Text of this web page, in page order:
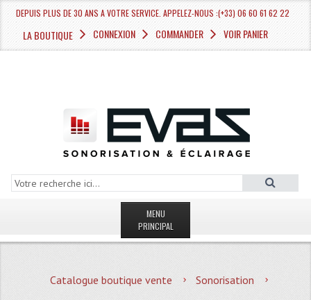
DEPUIS PLUS DE 30 ANS A VOTRE SERVICE. APPELEZ-NOUS :(+33) 06 60 61 62 22
LA BOUTIQUE CONNEXION COMMANDER VOIR PANIER
MENU
PRINCIPAL
MAGASIN
Catalogue boutique vente
Sonorisation